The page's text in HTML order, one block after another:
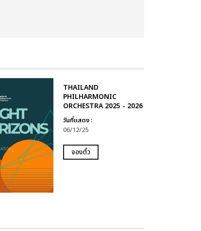
THAILAND
PHILHARMONIC
ORCHESTRA 2025 - 2026
วันที่แสดง :
06/12/25
จองตั๋ว